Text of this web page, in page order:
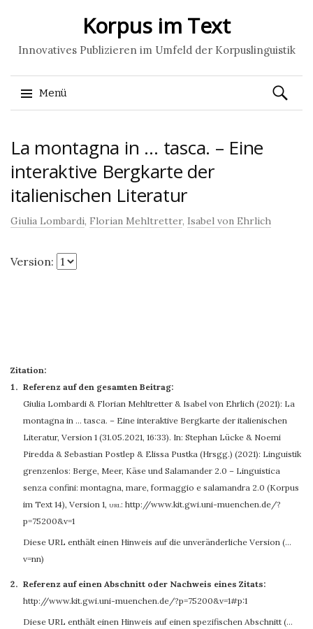
Korpus im Text
Innovatives Publizieren im Umfeld der Korpuslinguistik
Menü
zum
Suchen
nach:
La montagna in … tasca. – Eine
interaktive Bergkarte der
italienischen Literatur
Giulia Lombardi, Florian Mehltretter, Isabel von Ehrlich
Version:
Zitation:
Referenz auf den gesamten Beitrag:
Giulia Lombardi & Florian Mehltretter & Isabel von Ehrlich (2021): La
montagna in … tasca. – Eine interaktive Bergkarte der italienischen
Literatur, Version 1 (31.05.2021, 16:33). In: Stephan Lücke & Noemi
Piredda & Sebastian Postlep & Elissa Pustka (Hrsgg.) (2021): Linguistik
grenzenlos: Berge, Meer, Käse und Salamander 2.0 – Linguistica
senza confini: montagna, mare, formaggio e salamandra 2.0 (Korpus
im Text 14), Version 1, url: http://www.kit.gwi.uni-muenchen.de/?
p=75200&v=1
Diese URL enthält einen Hinweis auf die unveränderliche Version (…
v=nn)
Referenz auf einen Abschnitt oder Nachweis eines Zitats:
http://www.kit.gwi.uni-muenchen.de/?p=75200&v=1#p:1
Diese URL enthält einen Hinweis auf einen spezifischen Abschnitt (…